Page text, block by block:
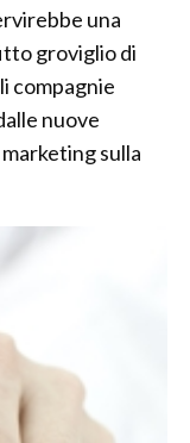
una
groviglio di
compagnie
nuove
sulla